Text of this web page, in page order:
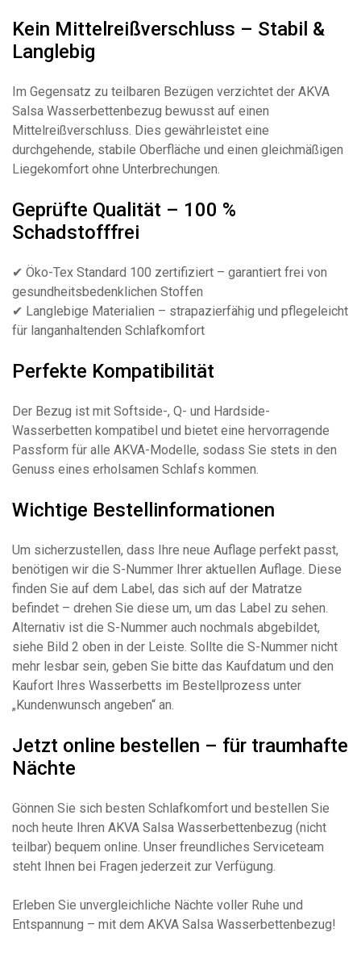
Kein Mittelreißverschluss – Stabil &
Langlebig
Im Gegensatz zu teilbaren Bezügen verzichtet der AKVA
Salsa Wasserbettenbezug bewusst auf einen
Mittelreißverschluss. Dies gewährleistet eine
durchgehende, stabile Oberfläche und einen gleichmäßigen
Liegekomfort ohne Unterbrechungen.
Geprüfte Qualität – 100 %
Schadstofffrei
✔ Öko-Tex Standard 100 zertifiziert – garantiert frei von
gesundheitsbedenklichen Stoffen
✔ Langlebige Materialien – strapazierfähig und pflegeleicht
für langanhaltenden Schlafkomfort
Perfekte Kompatibilität
Der Bezug ist mit Softside-, Q- und Hardside-
Wasserbetten kompatibel und bietet eine hervorragende
Passform für alle AKVA-Modelle, sodass Sie stets in den
Genuss eines erholsamen Schlafs kommen.
Wichtige Bestellinformationen
Um sicherzustellen, dass Ihre neue Auflage perfekt passt,
benötigen wir die S-Nummer Ihrer aktuellen Auflage. Diese
finden Sie auf dem Label, das sich auf der Matratze
befindet – drehen Sie diese um, um das Label zu sehen.
Alternativ ist die S-Nummer auch nochmals abgebildet,
siehe Bild 2 oben in der Leiste. Sollte die S-Nummer nicht
mehr lesbar sein, geben Sie bitte das Kaufdatum und den
Kaufort Ihres Wasserbetts im Bestellprozess unter
„Kundenwunsch angeben“ an.
Jetzt online bestellen – für traumhafte
Nächte
Gönnen Sie sich besten Schlafkomfort und bestellen Sie
noch heute Ihren AKVA Salsa Wasserbettenbezug (nicht
teilbar) bequem online. Unser freundliches Serviceteam
steht Ihnen bei Fragen jederzeit zur Verfügung.
Erleben Sie unvergleichliche Nächte voller Ruhe und
Entspannung – mit dem AKVA Salsa Wasserbettenbezug!